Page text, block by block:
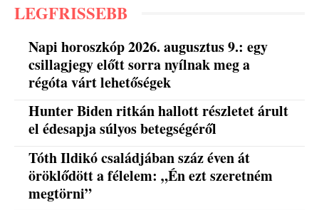
LEGFRISSEBB
Napi horoszkóp 2026. augusztus 9.: egy
csillagjegy előtt sorra nyílnak meg a
régóta várt lehetőségek
Hunter Biden ritkán hallott részletet árult
el édesapja súlyos betegségéről
Tóth Ildikó családjában száz éven át
öröklődött a félelem: „Én ezt szeretném
megtörni”